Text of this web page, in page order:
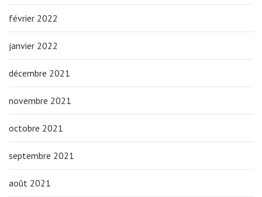
février 2022
janvier 2022
décembre 2021
novembre 2021
octobre 2021
septembre 2021
août 2021